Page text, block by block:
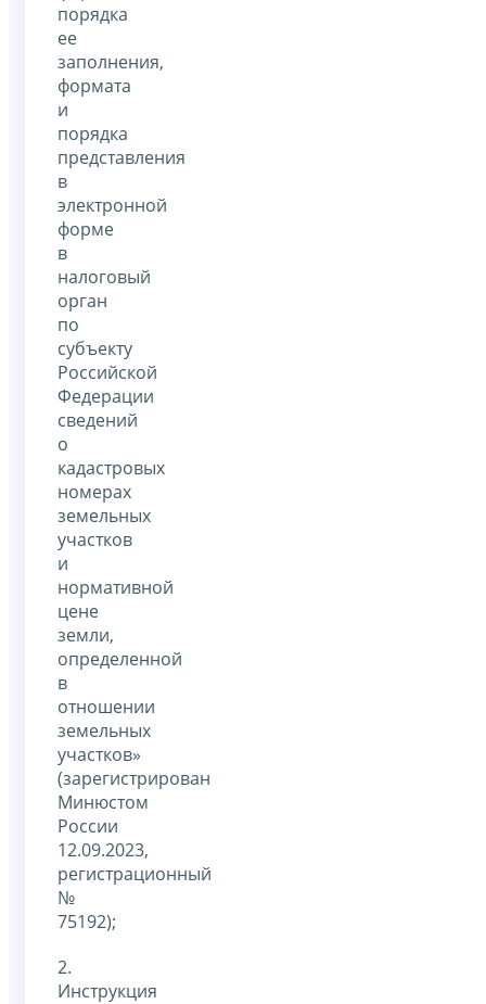
порядка
ее
заполнения,
формата
и
порядка
представления
в
электронной
форме
в
налоговый
орган
по
субъекту
Российской
Федерации
сведений
о
кадастровых
номерах
земельных
участков
и
нормативной
цене
земли,
определенной
в
отношении
земельных
участков»
(зарегистрирован
Минюстом
России
12.09.2023,
регистрационный
№
75192);
2.
Инструкция